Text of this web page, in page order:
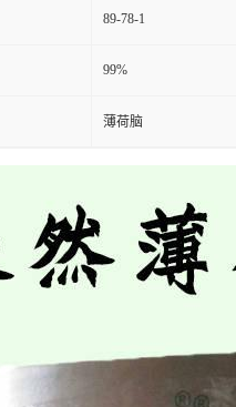
89-78-1
99%
薄荷脑